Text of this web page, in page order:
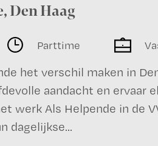
, Den Haag
Parttime
het verschil maken in
aandacht en ervaar
werk Als Helpende in de
dagelijkse...